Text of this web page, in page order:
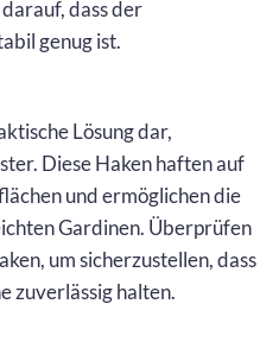
dass der
genug ist.
Lösung dar,
Diese Haken haften auf
und ermöglichen die
Gardinen. Überprüfen
um sicherzustellen, dass
zuverlässig halten.